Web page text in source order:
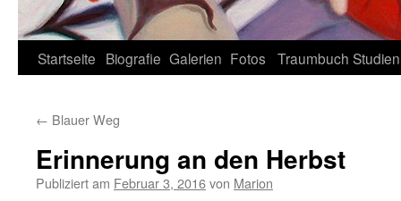
Zum
springen
Startseite Biografie Galerien Fotos Traumbuch Studien
← Blauer Weg
Erinnerung an den Herbst
Publiziert am Februar 3, 2016von Marion